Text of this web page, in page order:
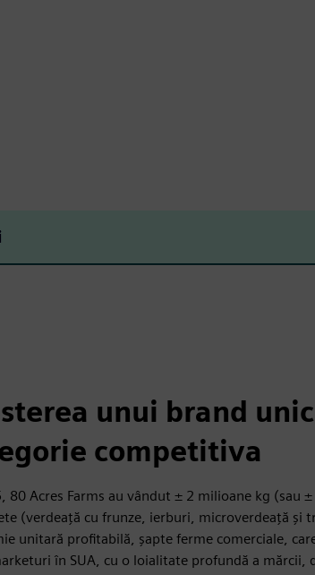
unui brand
competitiva
80 Acres Farms au vândut ± 2 milioane kg (sau
(verdeață cu frunze, ierburi, microverdeață și
unitară profitabilă, șapte ferme comerciale,
în SUA, cu o loialitate profundă a mărcii,